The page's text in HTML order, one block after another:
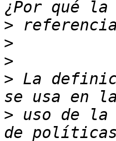
>
>
>
> La
> uso de la